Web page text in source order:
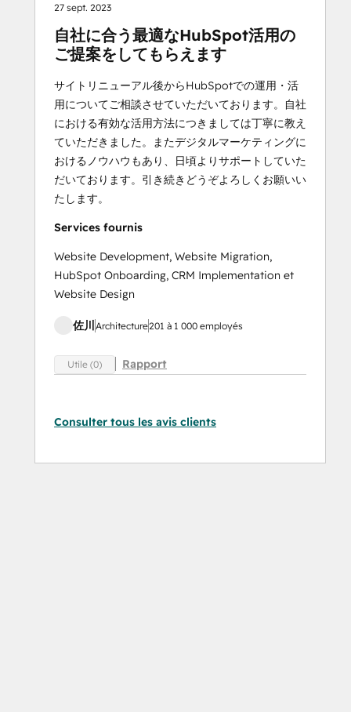
27 sept. 2023
自社に合う最適なHubSpot活用の
ご提案をしてもらえます
サイトリニューアル後からHubSpotでの運用・活
用についてご相談させていただいております。自社
における有効な活用方法につきましては丁寧に教え
ていただきました。またデジタルマーケティングに
おけるノウハウもあり、日頃よりサポートしていた
だいております。引き続きどうぞよろしくお願いい
たします。
Services fournis
Website Development, Website Migration,
HubSpot Onboarding, CRM Implementation et
Website Design
佐川 Architecture201 à 1 000 employés
Utile (0) Rapport
Consulter tous les avis clients